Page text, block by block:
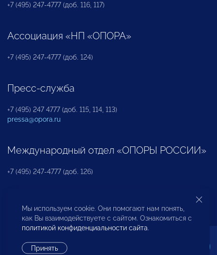
+7 (495) 247-4777 (доб. 116, 117)
Ассоциация «НП «ОПОРА»
+7 (495) 247-4777 (доб. 124)
Пресс-служба
+7 (495) 247 4777 (доб. 115, 114, 113)
pressa@opora.ru
Международный отдел «ОПОРЫ РОССИИ»
+7 (495) 247-4777 (доб. 126)
Бюро по защите прав предпринимателей и
инвесторов
Мы используем cookie. Они помогают нам понять,
как Вы взаимодействуете с сайтом. Ознакомиться с
политикой конфиденциальности сайта.
Принять